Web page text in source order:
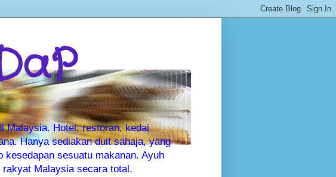
Malaysia. Hotel, restoran, kedai
Hanya sediakan duit sahaja, yang
kesedapan sesuatu makanan. Ayuh
Malaysia secara total.